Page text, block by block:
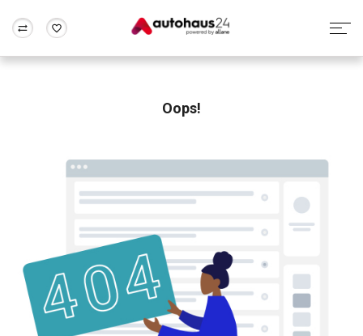
Rund um die Inzahlungnahme
Oops!